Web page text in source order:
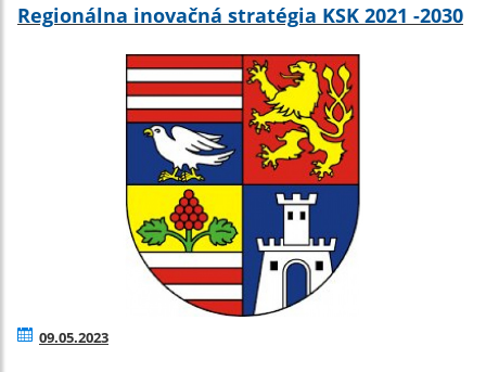
Regionálna inovačná stratégia KSK 2021 -2030
09.05.2023